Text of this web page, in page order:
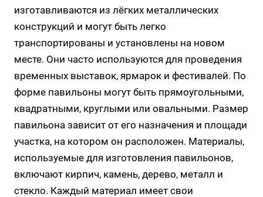
изготавливаются из лёгких металлических
конструкций и могут быть легко
транспортированы и установлены на новом
месте. Они часто используются для проведения
временных выставок, ярмарок и фестивалей. По
форме павильоны могут быть прямоугольными,
квадратными, круглыми или овальными. Размер
павильона зависит от его назначения и площади
участка, на котором он расположен. Материалы,
используемые для изготовления павильонов,
включают кирпич, камень, дерево, металл и
стекло. Каждый материал имеет свои